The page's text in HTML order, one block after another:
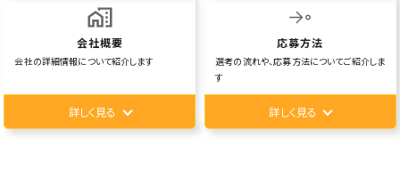
会社概要
会社の詳細情報について紹介します
詳しく見る
応募方法
選考の流れや、応募方法についてご紹介しま
す
詳しく見る